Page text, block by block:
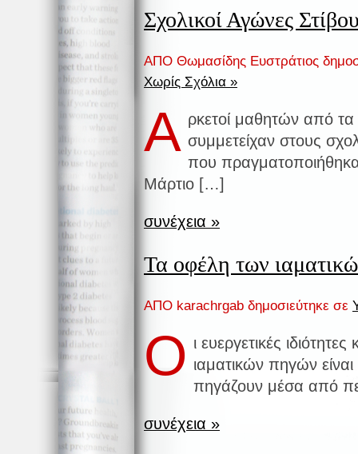
Σχολικοί Αγώνες
ΑΠΟ Θωμασίδης Ευστράτιος
Χωρίς Σχόλια »
Α ρκετοί μαθητών από
συμμετείχαν στους
που
Μάρτιο […]
συνέχεια »
Τα οφέλη των
ΑΠΟ karachrgab δημοσιεύτηκε σε
Ο ι ευεργετικές
ιαματικών πηγών
πηγάζουν μέσα από
συνέχεια »